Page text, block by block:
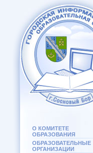
О КОМИТЕТЕ
ОБРАЗОВАНИЯ
ОБРАЗОВАТЕЛЬНЫЕ
ОРГАНИЗАЦИИ